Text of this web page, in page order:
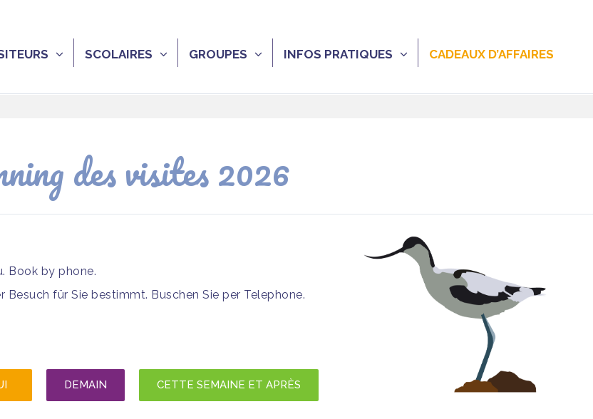
SCOLAIRES GROUPES INFOS PRATIQUES CADEAUX D’AFFAIRES
des visites 2026
Book by phone.
für Sie bestimmt. Buschen Sie per Telephone.
DEMAIN CETTE SEMAINE ET APRÈS